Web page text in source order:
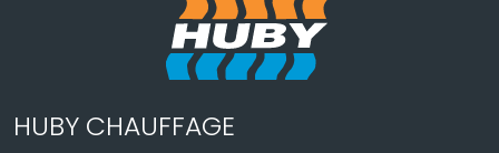
HUBY CHAUFFAGE